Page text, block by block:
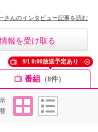
さんのインタビュー記事を読む
報を受け取る
番組 （8件）
9/1 0:00放送予定あり
タイル